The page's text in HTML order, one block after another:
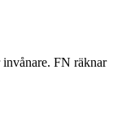
FN räknar